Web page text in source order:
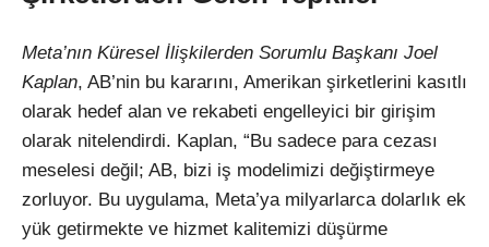
Meta’nın Küresel İlişkilerden Sorumlu Başkanı Joel
Kaplan, AB’nin bu kararını, Amerikan şirketlerini kasıtlı
olarak hedef alan ve rekabeti engelleyici bir girişim
olarak nitelendirdi. Kaplan, “Bu sadece para cezası
meselesi değil; AB, bizi iş modelimizi değiştirmeye
zorluyor. Bu uygulama, Meta’ya milyarlarca dolarlık ek
yük getirmekte ve hizmet kalitemizi düşürme